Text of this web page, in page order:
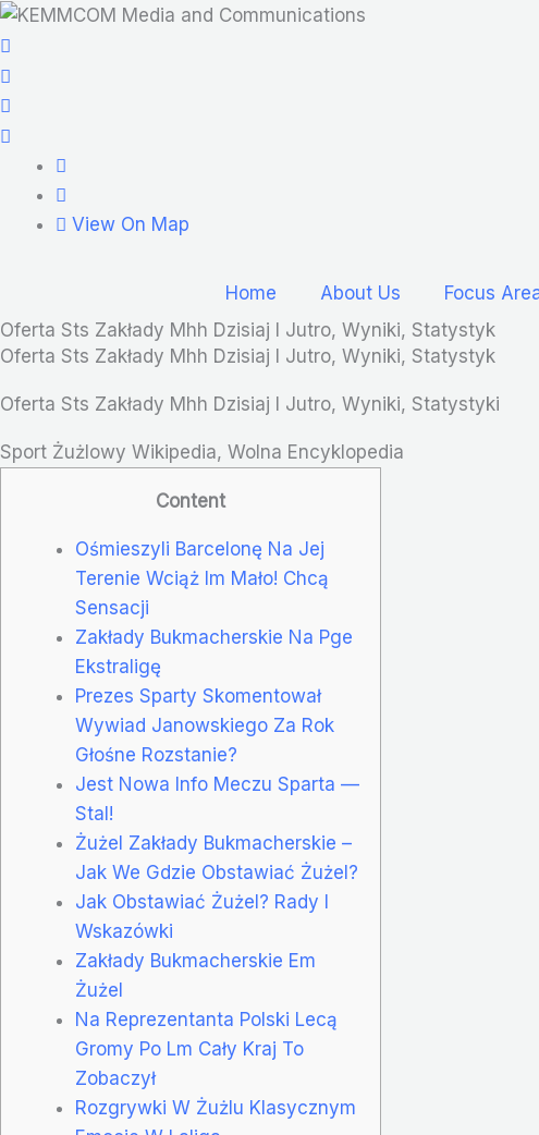
Skip
to
content
View On Map
Home About Us Focus
Oferta Sts Zakłady Mhh Dzisiaj I Jutro, Wyniki, Statystyk
Oferta Sts Zakłady Mhh Dzisiaj I Jutro, Wyniki, Statystyk
Oferta Sts Zakłady Mhh Dzisiaj I Jutro, Wyniki, Statystyki
Sport Żużlowy Wikipedia, Wolna Encyklopedia
Content
Ośmieszyli Barcelonę Na Jej
Terenie Wciąż Im Mało! Chcą
Sensacji
Zakłady Bukmacherskie Na Pge
Ekstraligę
Prezes Sparty Skomentował
Wywiad Janowskiego Za Rok
Głośne Rozstanie?
Jest Nowa Info Meczu Sparta —
Stal!
Żużel Zakłady Bukmacherskie –
Jak We Gdzie Obstawiać Żużel?
Jak Obstawiać Żużel? Rady I
Wskazówki
Zakłady Bukmacherskie Em
Żużel
Na Reprezentanta Polski Lecą
Gromy Po Lm Cały Kraj To
Zobaczył
Rozgrywki W Żużlu Klasycznym